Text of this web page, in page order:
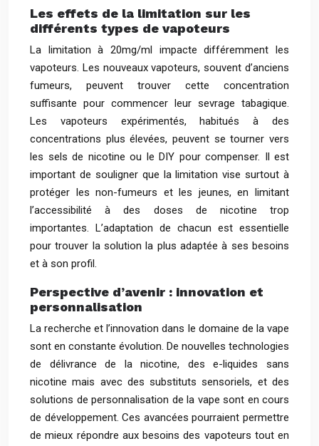
Les effets de la limitation sur les
différents types de vapoteurs
La limitation à 20mg/ml impacte différemment les
vapoteurs. Les nouveaux vapoteurs, souvent d’anciens
fumeurs, peuvent trouver cette concentration
suffisante pour commencer leur sevrage tabagique.
Les vapoteurs expérimentés, habitués à des
concentrations plus élevées, peuvent se tourner vers
les sels de nicotine ou le DIY pour compenser. Il est
important de souligner que la limitation vise surtout à
protéger les non-fumeurs et les jeunes, en limitant
l’accessibilité à des doses de nicotine trop
importantes. L’adaptation de chacun est essentielle
pour trouver la solution la plus adaptée à ses besoins
et à son profil.
Perspective d’avenir : innovation et
personnalisation
La recherche et l’innovation dans le domaine de la vape
sont en constante évolution. De nouvelles technologies
de délivrance de la nicotine, des e-liquides sans
nicotine mais avec des substituts sensoriels, et des
solutions de personnalisation de la vape sont en cours
de développement. Ces avancées pourraient permettre
de mieux répondre aux besoins des vapoteurs tout en